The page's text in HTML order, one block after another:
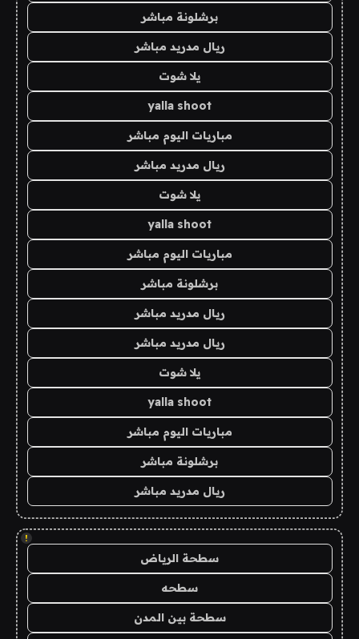
برشلونة مباشر
ريال مدريد مباشر
يلا شوت
yalla shoot
مباريات اليوم مباشر
ريال مدريد مباشر
يلا شوت
yalla shoot
مباريات اليوم مباشر
برشلونة مباشر
ريال مدريد مباشر
ريال مدريد مباشر
يلا شوت
yalla shoot
مباريات اليوم مباشر
برشلونة مباشر
ريال مدريد مباشر
!
سطحة الرياض
سطحه
سطحة بين المدن